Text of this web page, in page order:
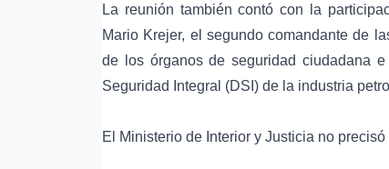
La reunión también contó con la
Mario Krejer, el segundo comandante de
de los órganos de seguridad ciudadana
Seguridad Integral (DSI) de la industria
El Ministerio de Interior y Justicia no